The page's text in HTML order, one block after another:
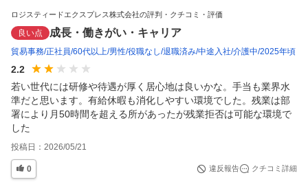
ロジスティードエクスプレス株式会社の評判・クチコミ・評価
良い点 成長・働きがい・キャリア
貿易事務 正社員 60代以上 男性 役職なし 退職済み 中途入社 介護中 2025年頃
2.2
若い世代には研修や待遇が厚く居心地は良いかな。手当も業界水
準だと思います。有給休暇も消化しやすい環境でした。残業は部
署により月50時間を超える所があったが残業拒否は可能な環境で
した
投稿日： 2026/05/21
0 違反報告 クチコミ詳細